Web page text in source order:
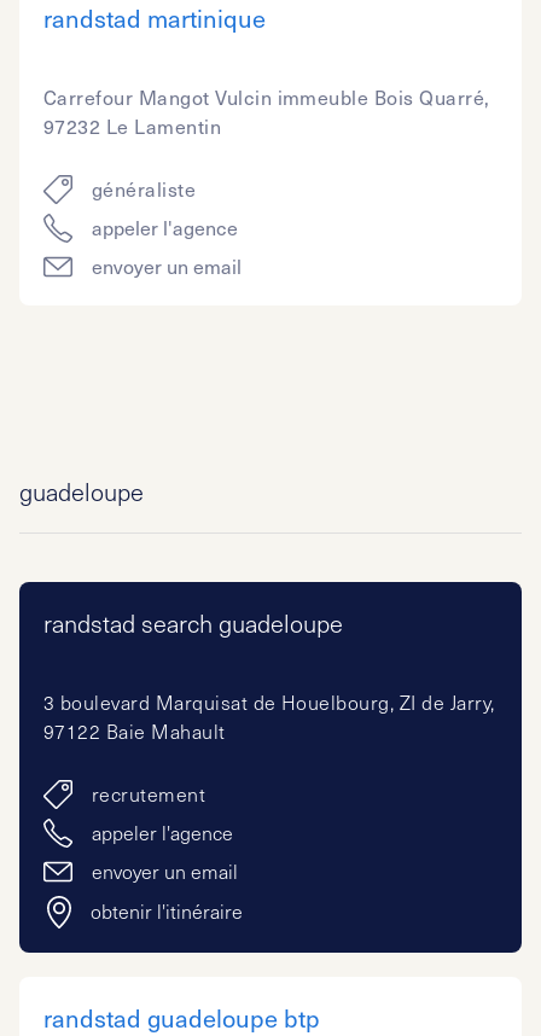
randstad martinique
Carrefour Mangot Vulcin immeuble Bois Quarré,
97232 Le Lamentin
généraliste
appeler l'agence
envoyer un email
guadeloupe
randstad guadeloupe btp
randstad search guadeloupe
3 boulevard Marquisat de Houelbourg, ZI de Jarry,
97122 Baie Mahault
recrutement
appeler l'agence
envoyer un email
obtenir l'itinéraire